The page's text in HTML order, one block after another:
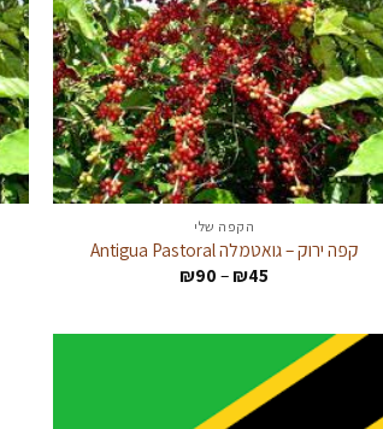
הקפה שלי
קפה ירוק – גואטמלה Antigua Pastoral
₪45
–
₪90 טווח